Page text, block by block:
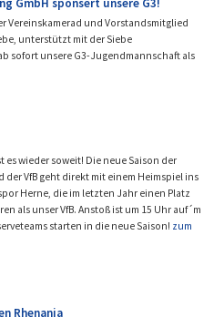
GmbH sponsert unsere G3!
Vereinskamerad und Vorstandsmitglied
unterstützt mit der Siebe
sofort unsere G3-Jugendmannschaft als
es wieder soweit! Die neue Saison der
der VfB geht direkt mit einem Heimspiel ins
Herne, die im letzten Jahr einen Platz
als unser VfB. Anstoß ist um 15 Uhr auf´m
starten in die neue Saison! zum
Rhenania